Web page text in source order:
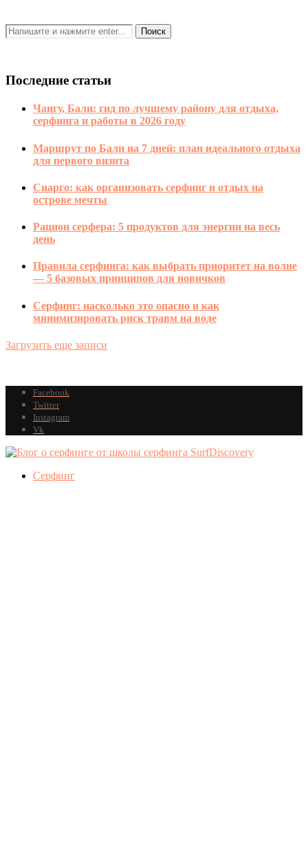
Последние статьи
Чангу, Бали: гид по лучшему району для отдыха,
серфинга и работы в 2026 году
Маршрут по Бали на 7 дней: план идеального отдыха
для первого визита
Сиарго: как организовать серфинг и отдых на
острове мечты
Рацион серфера: 5 продуктов для энергии на весь
день
Правила серфинга: как выбрать приоритет на волне
— 5 базовых принципов для новичков
Серфинг: насколько это опасно и как
минимизировать риск травм на воде
Загрузить еще записи
Facebook
Twitter
Instagram
Vk
Серфинг